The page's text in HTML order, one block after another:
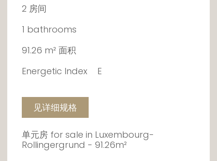
2 房间
1 bathrooms
91.26 m² 面积
Energetic Index
E
见详细规格
单元房 for sale in Luxembourg-
Rollingergrund - 91.26m²